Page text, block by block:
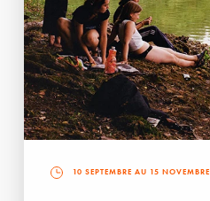
10 SEPTEMBRE AU 15 NOVEMBRE